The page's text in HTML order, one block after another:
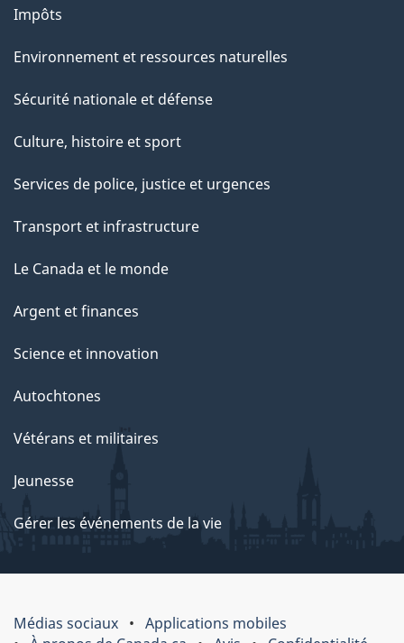
Impôts
Environnement et ressources naturelles
Sécurité nationale et défense
Culture, histoire et sport
Services de police, justice et urgences
Transport et infrastructure
Le Canada et le monde
Argent et finances
Science et innovation
Autochtones
Vétérans et militaires
Jeunesse
Gérer les événements de la vie
Médias sociaux
Applications mobiles